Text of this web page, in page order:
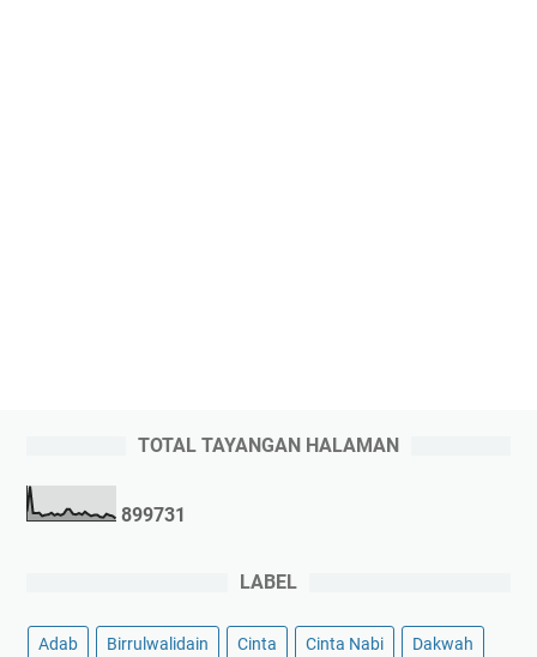
TOTAL TAYANGAN HALAMAN
899731
LABEL
Adab Birrulwalidain Cinta Cinta Nabi Dakwah